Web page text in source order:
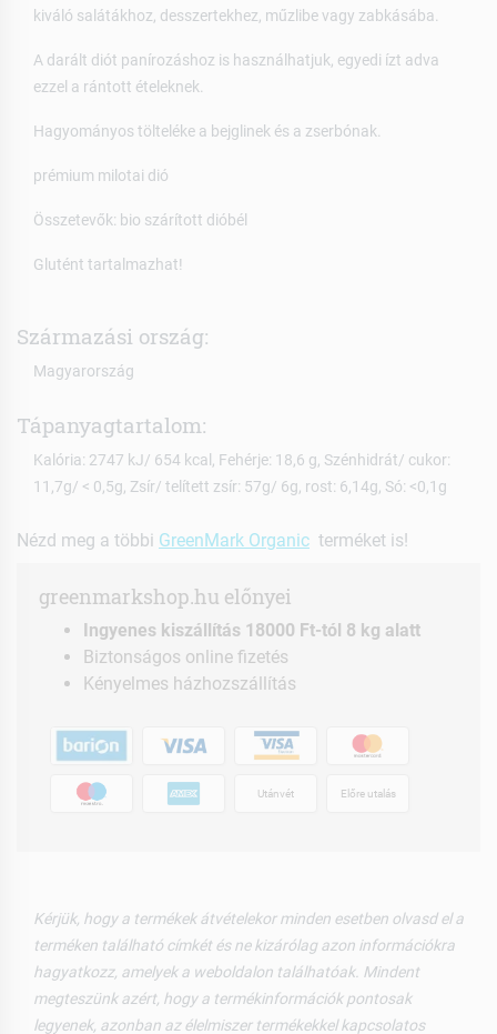
kiváló salátákhoz, desszertekhez, műzlibe vagy zabkásába.
A darált diót panírozáshoz is használhatjuk, egyedi ízt adva
ezzel a rántott ételeknek.
Hagyományos tölteléke a bejglinek és a zserbónak.
prémium milotai dió
Összetevők: bio szárított dióbél
Glutént tartalmazhat!
Származási ország:
Magyarország
Tápanyagtartalom:
Kalória: 2747 kJ/ 654 kcal, Fehérje: 18,6 g, Szénhidrát/ cukor:
11,7g/ < 0,5g, Zsír/ telített zsír: 57g/ 6g, rost: 6,14g, Só: <0,1g
Nézd meg a többi GreenMark Organic terméket is!
greenmarkshop.hu előnyei
Ingyenes kiszállítás 18000 Ft-tól 8 kg alatt
Biztonságos online fizetés
Kényelmes házhozszállítás
Utánvét Előre utalás
Kérjük, hogy a termékek átvételekor minden esetben olvasd el a
terméken található címkét és ne kizárólag azon információkra
hagyatkozz, amelyek a weboldalon találhatóak. Mindent
megteszünk azért, hogy a termékinformációk pontosak
legyenek, azonban az élelmiszer termékekkel kapcsolatos